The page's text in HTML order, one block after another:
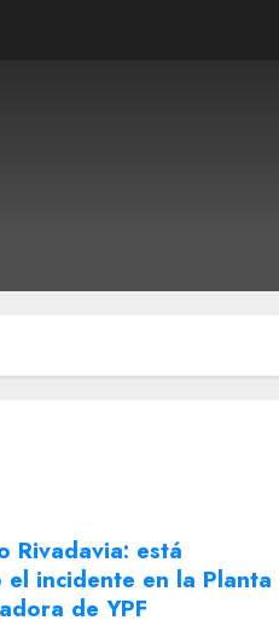
Rivadavia: está
el incidente en la Planta
de YPF